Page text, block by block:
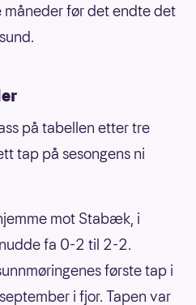
måneder før det endte det
på tabellen etter tre
tap på sesongens ni
mot Stabæk, i
fa 0-2 til 2-2.
første tap i
i fjor. Tapen var